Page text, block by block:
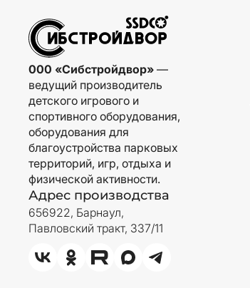
000 «Сибстройдвор» —
ведущий производитель
детского игрового и
спортивного оборудования,
оборудования для
благоустройства парковых
территорий, игр, отдыха и
физической активности.
Адрес производства
656922, Барнаул,
Павловский тракт, 337/11